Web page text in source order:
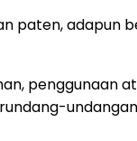
paten, adapun
penggunaan